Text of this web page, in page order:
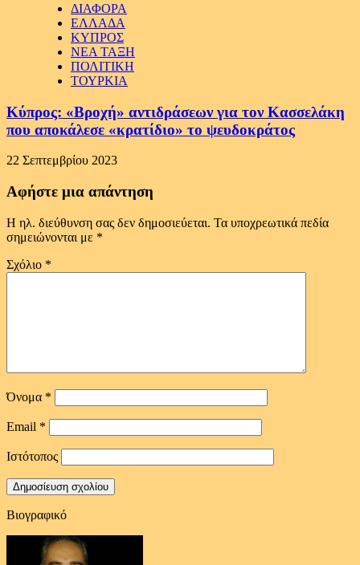
ΔΙΑΦΟΡΑ
ΕΛΛΑΔΑ
ΚΥΠΡΟΣ
ΝΕΑ ΤΑΞΗ
ΠΟΛΙΤΙΚΗ
ΤΟΥΡΚΙΑ
Κύπρος: «Βροχή» αντιδράσεων για τον Κασσελάκη
που αποκάλεσε «κρατίδιο» το ψευδοκράτος
22 Σεπτεμβρίου 2023
Αφήστε μια απάντηση
Η ηλ. διεύθυνση σας δεν δημοσιεύεται. Τα υποχρεωτικά πεδία
σημειώνονται με *
Σχόλιο *
Όνομα *
Email *
Ιστότοπος
Βιογραφικό